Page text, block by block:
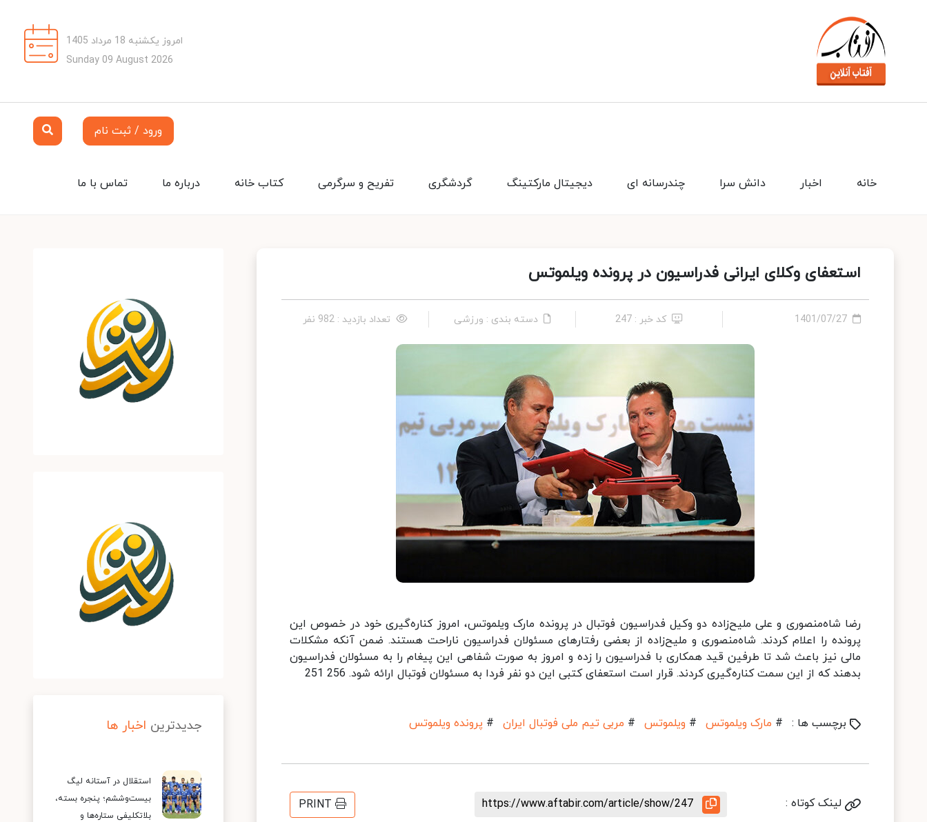
امروز یکشنبه 18 مرداد 1405
Sunday 09 August 2026
ورود / ثبت نام
تماس با ما درباره ما کتاب خانه تفریح و سرگرمی گردشگری دیجیتال مارکتینگ چندرسانه ای دانش سرا اخبار خانه
استعفای وکلای ایرانی فدراسیون در پرونده ویلموتس
1401/07/27 کد خبر : 247 دسته بندی : ورزشی تعداد بازدید : 982 نفر
رضا شاه‌منصوری و علی ملیح‌زاده دو وکیل فدراسیون فوتبال در پرونده مارک ویلموتس، امروز کناره‌گیری خود در خصوص این
پرونده را اعلام کردند. شاه‌منصوری و ملیح‌زاده از بعضی رفتارهای مسئولان فدراسیون ناراحت هستند. ضمن آنکه مشکلات
مالی نیز باعث شد تا طرفین قید همکاری با فدراسیون را زده و امروز به صورت شفاهی این پیغام را به مسئولان فدراسیون
بدهند که از این سمت کناره‌گیری کردند. قرار است استعفای کتبی این دو نفر فردا به مسئولان فوتبال ارائه شود. 256 251
برچسب ها : # مارک ویلموتس # ویلموتس # مربی تیم ملی فوتبال ایران # پرونده ویلموتس
لینک کوتاه : https://www.aftabir.com/article/show/247
PRINT
جدیدترین اخبار ها
استقلال در آستانه لیگ
بیست‌وششم؛ پنجره بسته،
بلاتکلیفی ستاره‌ها و